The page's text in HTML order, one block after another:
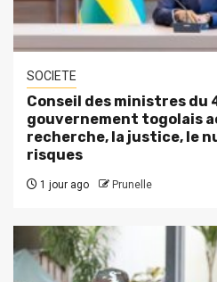
SOCIETE
Conseil des ministres du
gouvernement togolais
recherche, la justice, le
risques
1 jour ago Prunelle